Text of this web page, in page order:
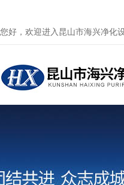
您好，欢迎进入昆山市海兴净化